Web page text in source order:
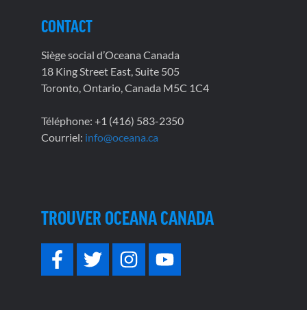
CONTACT
Siège social d’Oceana Canada
18 King Street East, Suite 505
Toronto, Ontario, Canada M5C 1C4
Téléphone: +1 (416) 583-2350
Courriel: info@oceana.ca
TROUVER OCEANA CANADA